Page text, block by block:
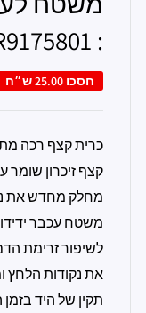
: DER9175801 ברקוד: 50043859497800
חסכו25.00 ש״ח
כרית קצף רכה
קצף זיכרון שומר
מחלק מחדש את
משטח עכבר
לשיפור זרימת
את נקודות הלחץ
תקין של היד